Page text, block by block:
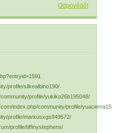
Odpovědět
profile/silkealbino190/
profile/yukiko26b195048/
index.php/community/profile/
profile/markusxgs949572/
profile/tiffinystephens/